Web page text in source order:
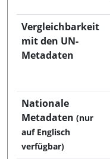
Vergleichbarkeit
mit den UN-
Metadaten
Nationale
Metadaten (nur
auf Englisch
verfügbar)